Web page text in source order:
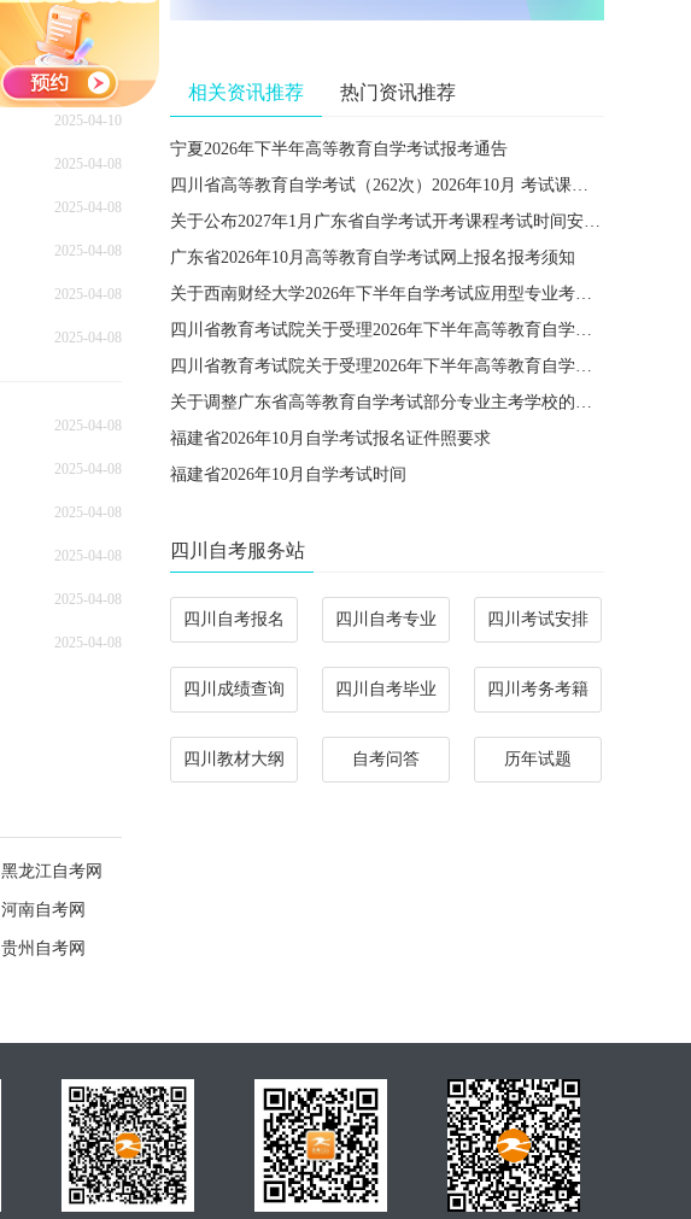
2025-04-11
2025-04-10
2025-04-08
2025-04-08
2025-04-08
2025-04-08
2025-04-08
2025-04-08
2025-04-08
2025-04-08
2025-04-08
2025-04-08
2025-04-08
黑龙江自考网
河南自考网
贵州自考网
相关资讯推荐 热门资讯推荐
宁夏2026年下半年高等教育自学考试报考通告
四川省高等教育自学考试（262次）2026年10月 考试课程简表
关于公布2027年1月广东省自学考试开考课程考试时间安排和使用教材的通知
广东省2026年10月高等教育自学考试网上报名报考须知
关于西南财经大学2026年下半年自学考试应用型专业考籍更改办理的通知
四川省教育考试院关于受理2026年下半年高等教育自学考试省际转考申请的通告
四川省教育考试院关于受理2026年下半年高等教育自学考试考籍更改申请的通告
关于调整广东省高等教育自学考试部分专业主考学校的通知
福建省2026年10月自学考试报名证件照要求
福建省2026年10月自学考试时间
四川自考服务站
四川自考报名 四川自考专业 四川考试安排
四川成绩查询 四川自考毕业 四川考务考籍
四川教材大纲 自考问答 历年试题